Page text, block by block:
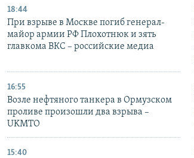
18:44
При взрыве в Москве погиб генерал-
майор армии РФ Плохотнюк и зять
главкома ВКС – российские медиа
16:55
Возле нефтяного танкера в Ормузском
проливе произошли два взрыва –
UKMTO
15:40